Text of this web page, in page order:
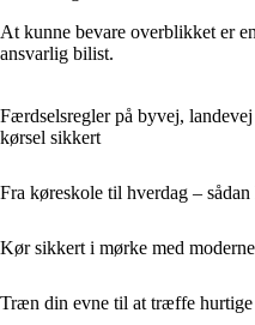
At kunne bevare overblikket er
ansvarlig bilist.
Færdselsregler på byvej,
kørsel sikkert
Fra køreskole til hverdag –
Kør sikkert i mørke med
Træn din evne til at træffe